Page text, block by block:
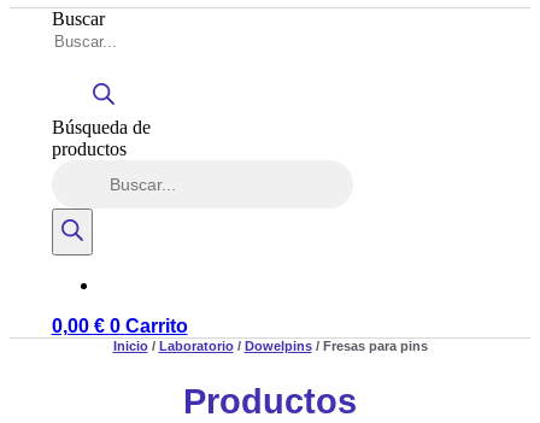
Buscar
Búsqueda de
productos
0,00 € 0 Carrito
Inicio/ Laboratorio/ Dowelpins/ Fresas para pins
Productos